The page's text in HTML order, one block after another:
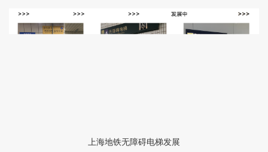
上海地铁无障碍电梯发展